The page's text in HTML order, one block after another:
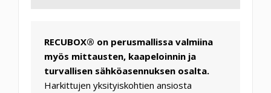
RECUBOX® on perusmallissa valmiina
myös mittausten, kaapeloinnin ja
turvallisen sähköasennuksen osalta.
Harkittujen yksityiskohtien ansiosta